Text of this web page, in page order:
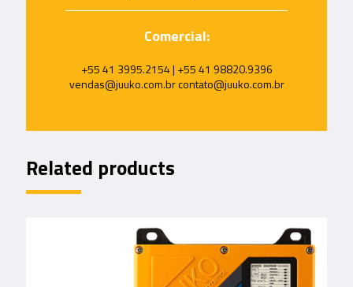
Comercial:
+55 41 3995.2154 | +55 41 98820.9396
vendas@juuko.com.br contato@juuko.com.br
Related products